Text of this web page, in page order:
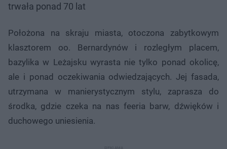
trwała ponad 70 lat
Położona na skraju miasta, otoczona zabytkowym
klasztorem oo. Bernardynów i rozległym placem,
bazylika w Leżajsku wyrasta nie tylko ponad okolicę,
ale i ponad oczekiwania odwiedzających. Jej fasada,
utrzymana w manierystycznym stylu, zaprasza do
środka, gdzie czeka na nas feeria barw, dźwięków i
duchowego uniesienia.